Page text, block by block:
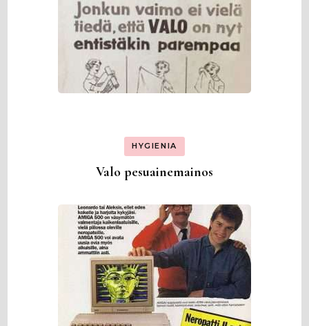
HYGIENIA
Valo pesuainemainos